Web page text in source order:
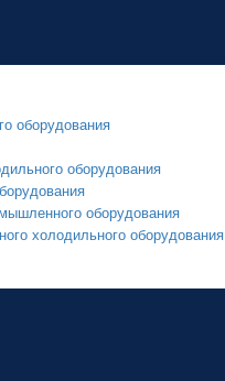
оборудования
оборудования
оборудования
холодильного оборудования